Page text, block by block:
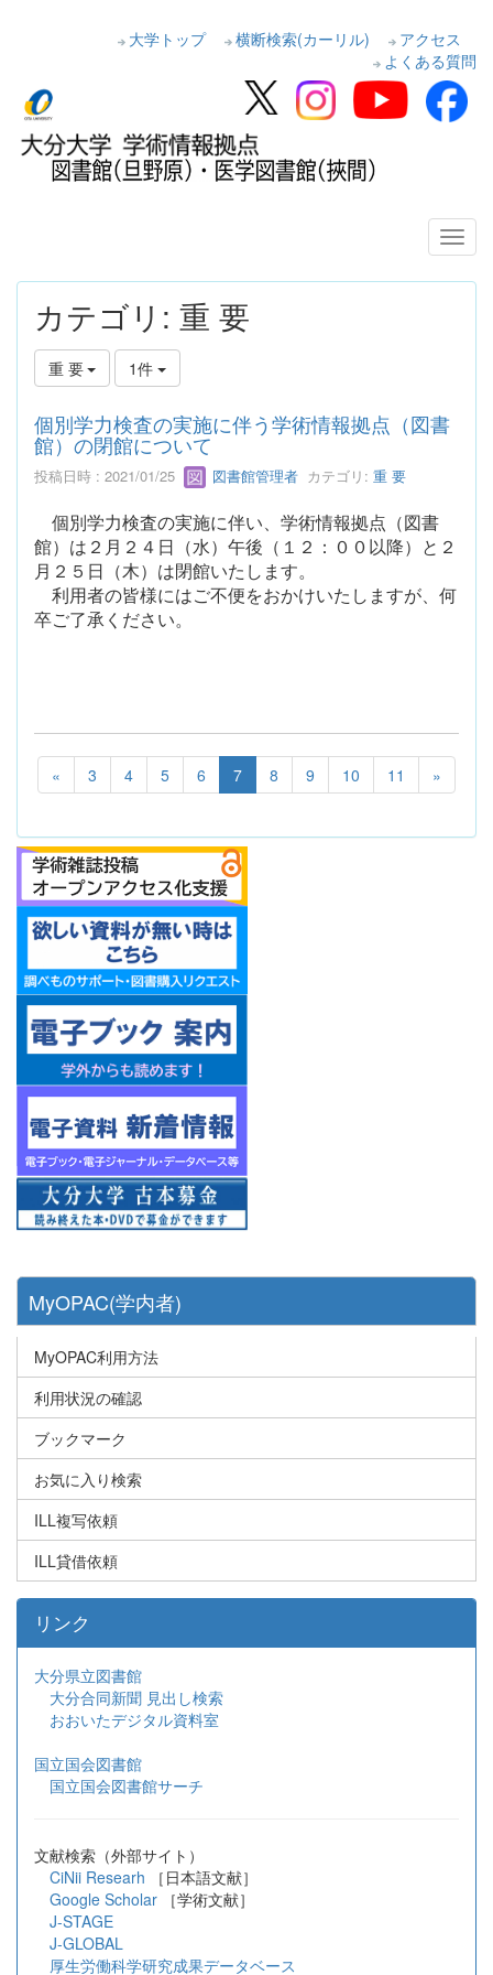
大学トップ 横断検索(カーリル)
アクセス
よくある質問
カテゴリ: 重 要
重 要 1件
個別学力検査の実施に伴う学術情報拠点（図書
館）の閉館について
投稿日時 : 2021/01/25 図書館管理者 カテゴリ: 重 要
個別学力検査の実施に伴い、学術情報拠点（図書
館）は２月２４日（水）午後（１２：００以降）と２
月２５日（木）は閉館いたします。
利用者の皆様にはご不便をおかけいたしますが、何
卒ご了承ください。
« 3 4 5 6 7 8 9 10 11 »
MyOPAC(学内者)
MyOPAC利用方法
利用状況の確認
ブックマーク
お気に入り検索
ILL複写依頼
ILL貸借依頼
リンク
大分県立図書館
大分合同新聞 見出し検索
おおいたデジタル資料室
国立国会図書館
国立国会図書館サーチ
文献検索（外部サイト）
CiNii Researh ［日本語文献］
Google Scholar
［学術文献］
J-STAGE
J-GLOBAL
厚生労働科学研究成果データベース